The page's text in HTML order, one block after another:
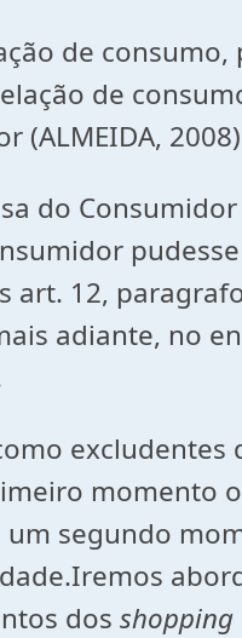
de
de
do
art. 12,
adiante, no
excludentes
momento
segundo
dos shopping